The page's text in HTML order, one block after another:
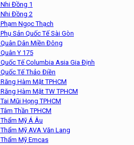
Đồng 1
Đồng 2
Ngọc Thạch
Sản Quốc Tế Sài Gòn
Dân Miền Đông
Y 175
Tế Columbia Asia Gia Định
Tế Thảo Điền
Hàm Mặt TPHCM
Hàm Mặt TW TPHCM
Mũi Họng TPHCM
Thần TPHCM
Mỹ Á Âu
Mỹ AVA Văn Lang
Mỹ Emcas